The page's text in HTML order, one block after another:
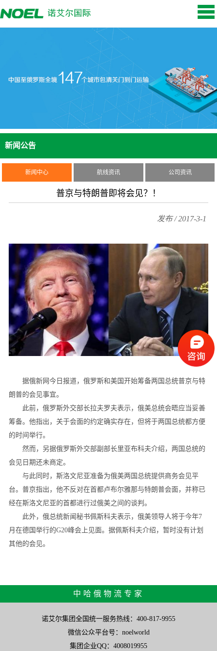
新闻公告
新闻中心 航线资讯 公司资讯
普京与特朗普即将会见？！
发布 / 2017-3-1
据俄新网今日报道，俄罗斯和美国开始筹备两国总统普京与特
朗普的会见事宜。
此前，俄罗斯外交部长拉夫罗夫表示，俄美总统会晤应当妥善
筹备。他指出，关于会面的约定确实存在，但将于两国总统都方便
的时间举行。
然而，另据俄罗斯外交部副部长里亚布科夫介绍，两国总统的
会见日期还未商定。
与此同时，斯洛文尼亚准备为俄美两国总统提供商务会见平
台。普京指出，他不反对在首都卢布尔雅那与特朗普会面，并称已
经在斯洛文尼亚的首都进行过俄美之间的谈判。
此外，俄总统新闻秘书佩斯科夫表示，俄美领导人将于今年7
月在德国举行的G20峰会上见面。据佩斯科夫介绍，暂时没有计划
其他的会见。
中哈俄物流专家
诺艾尔集团全国统一服务热线：400-817-9955
微信公众平台号：noelworld
集团企业QQ：4008019955